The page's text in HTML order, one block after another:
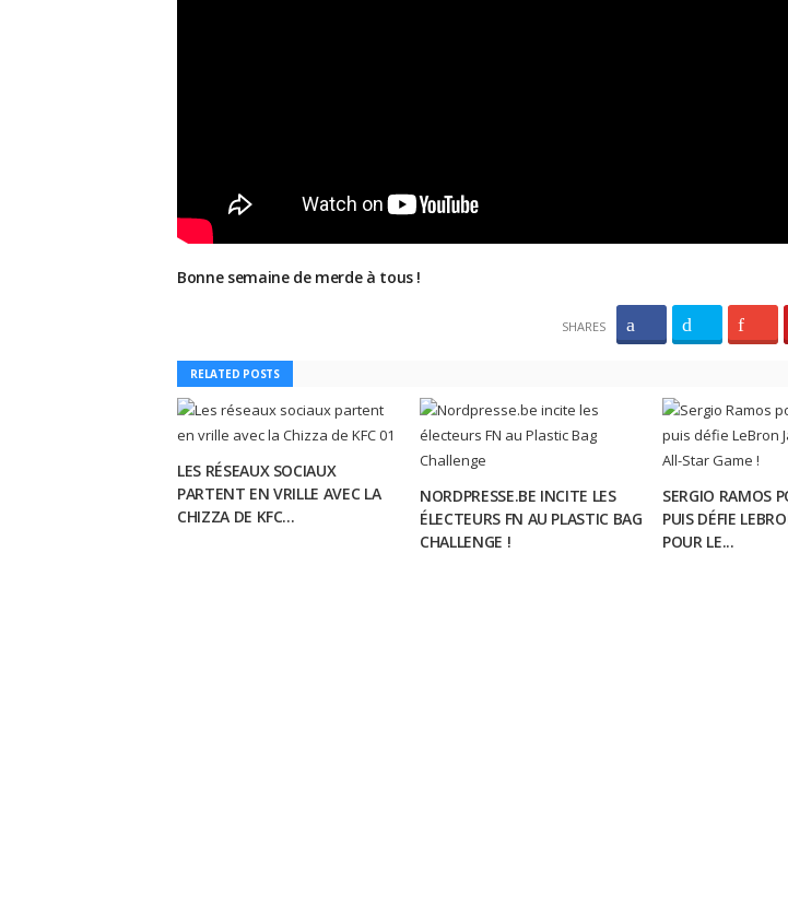
Bonne semaine de merde à tous !
SHARES
RELATED POSTS
LES RÉSEAUX SOCIAUX
PARTENT EN VRILLE AVEC LA
CHIZZA DE KFC...
NORDPRESSE.BE INCITE LES
ÉLECTEURS FN AU PLASTIC BAG
CHALLENGE !
SERGIO RAMOS
PUIS DÉFIE
POUR LE...